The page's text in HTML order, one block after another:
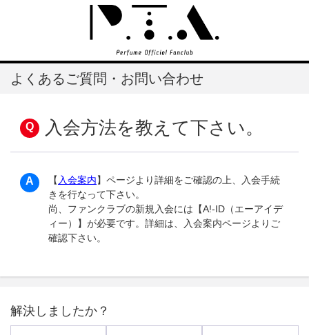
よくあるご質問・お問い合わせ
入会方法を教えて下さい。
【 入会案内】ページより詳細をご確認の上、入会手続
きを行なって下さい。
尚、ファンクラブの新規入会には【A!-ID（エーアイデ
ィー）】が必要です。詳細は、入会案内ページよりご
確認下さい。
解決しましたか？